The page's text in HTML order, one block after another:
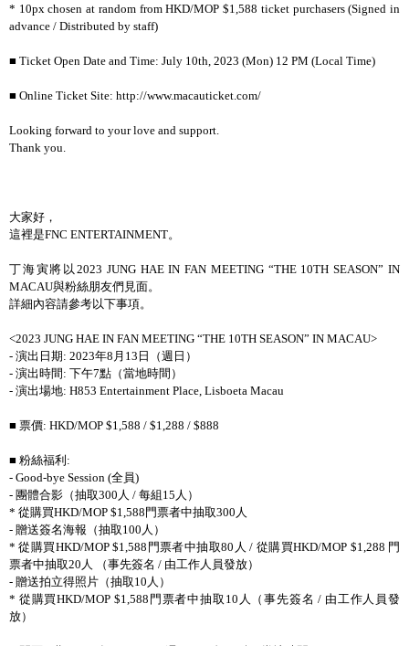
* 10px chosen at random from HKD/MOP $1,588 ticket purchasers (Signed in
advance / Distributed by staff)
■ Ticket Open Date and Time: July 10th, 2023 (Mon) 12 PM (Local Time)
■ Online Ticket Site: http://www.macauticket.com/
Looking forward to your love and support.
Thank you.
大家好，
這裡是FNC ENTERTAINMENT。
丁海寅將以2023 JUNG HAE IN FAN MEETING “THE 10TH SEASON” IN
MACAU與粉絲朋友們見面。
詳細內容請參考以下事項。
<2023 JUNG HAE IN FAN MEETING “THE 10TH SEASON” IN MACAU>
- 演出日期: 2023年8月13日（週日）
- 演出時間: 下午7點（當地時間）
- 演出場地: H853 Entertainment Place, Lisboeta Macau
■ 票價: HKD/MOP $1,588 / $1,288 / $888
■ 粉絲福利:
- Good-bye Session (全員)
- 團體合影（抽取300人 / 每組15人）
* 從購買HKD/MOP $1,588門票者中抽取300人
- 贈送簽名海報（抽取100人）
* 從購買HKD/MOP $1,588門票者中抽取80人 / 從購買HKD/MOP $1,288 門
票者中抽取20人 （事先簽名 / 由工作人員發放）
- 贈送拍立得照片（抽取10人）
* 從購買HKD/MOP $1,588門票者中抽取10人（事先簽名 / 由工作人員發
放）